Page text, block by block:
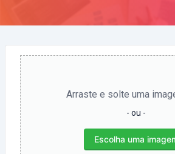
Arraste e solte uma
- ou -
Escolha uma